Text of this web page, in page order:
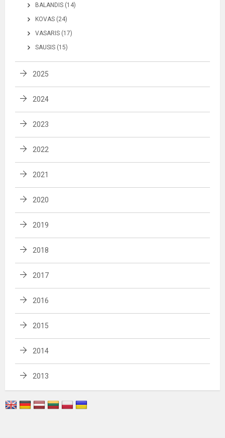
BALANDIS (14)
KOVAS (24)
VASARIS (17)
SAUSIS (15)
2025
2024
2023
2022
2021
2020
2019
2018
2017
2016
2015
2014
2013